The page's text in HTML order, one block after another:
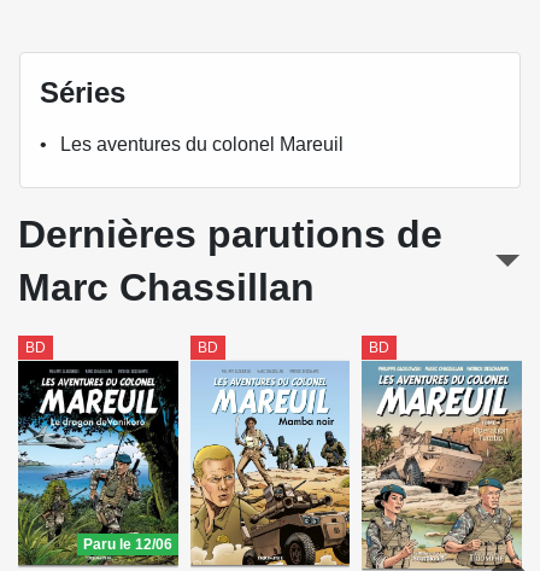
Séries
Les aventures du colonel Mareuil
Dernières parutions de
Marc Chassillan
BD
Paru le 12/06
BD BD